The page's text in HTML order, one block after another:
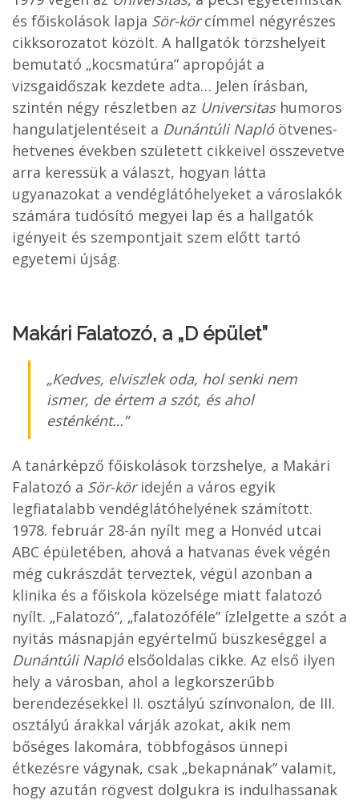
és főiskolások lapja Sör-körcímmel négyrészes
cikksorozatot közölt. A hallgatók törzshelyeit
bemutató „kocsmatúra” apropóját a
vizsgaidőszak kezdete adta… Jelen írásban,
szintén négy részletben az Universitashumoros
hangulatjelentéseit a Dunántúli Naplóötvenes-
hetvenes években született cikkeivel összevetve
arra keressük a választ, hogyan látta
ugyanazokat a vendéglátóhelyeket a városlakók
számára tudósító megyei lap és a hallgatók
igényeit és szempontjait szem előtt tartó
egyetemi újság.
Makári Falatozó, a „D épület”
„Kedves, elviszlek oda, hol senki nem
ismer, de értem a szót, és ahol
esténként…”
A tanárképző főiskolások törzshelye, a Makári
Falatozó a Sör-köridején a város egyik
legfiatalabb vendéglátóhelyének számított.
1978. február 28-án nyílt meg a Honvéd utcai
ABC épületében, ahová a hatvanas évek végén
még cukrászdát terveztek, végül azonban a
klinika és a főiskola közelsége miatt falatozó
nyílt. „Falatozó”, „falatozóféle” ízlelgette a szót a
nyitás másnapján egyértelmű büszkeséggel a
Dunántúli Naplóelsőoldalas cikke. Az első ilyen
hely a városban, ahol a legkorszerűbb
berendezésekkel II. osztályú színvonalon, de III.
osztályú árakkal várják azokat, akik nem
bőséges lakomára, többfogásos ünnepi
étkezésre vágynak, csak „bekapnának” valamit,
hogy azután rögvest dolgukra is indulhassanak